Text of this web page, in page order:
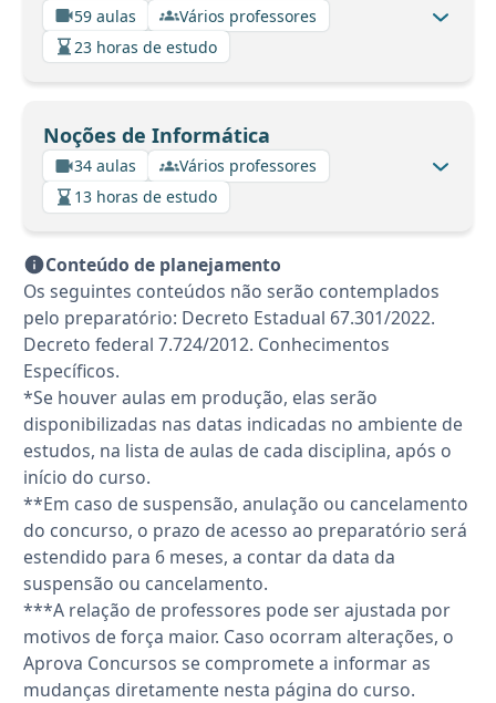
59 aulas
Vários professores
23 horas de estudo
Noções de Informática
34 aulas
Vários professores
13 horas de estudo
Conteúdo de planejamento
Os seguintes conteúdos não serão contemplados
pelo preparatório: Decreto Estadual 67.301/2022.
Decreto federal 7.724/2012. Conhecimentos
Específicos.
*Se houver aulas em produção, elas serão
disponibilizadas nas datas indicadas no ambiente de
estudos, na lista de aulas de cada disciplina, após o
início do curso.
**Em caso de suspensão, anulação ou cancelamento
do concurso, o prazo de acesso ao preparatório será
estendido para 6 meses, a contar da data da
suspensão ou cancelamento.
***A relação de professores pode ser ajustada por
motivos de força maior. Caso ocorram alterações, o
Aprova Concursos se compromete a informar as
mudanças diretamente nesta página do curso.